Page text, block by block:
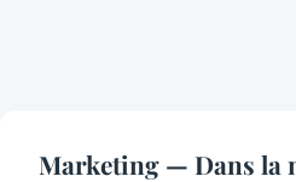
Marketing — Dans la